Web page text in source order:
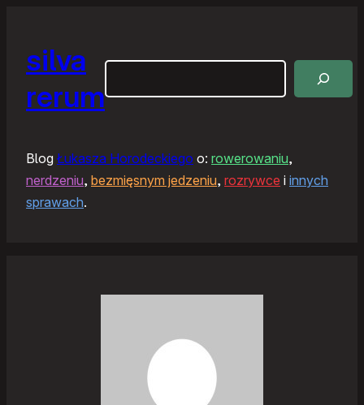
silva
rerum
Blog Łukasza Horodeckiego o: rowerowaniu,
nerdzeniu, bezmięsnym jedzeniu, rozrywce i innych
sprawach.